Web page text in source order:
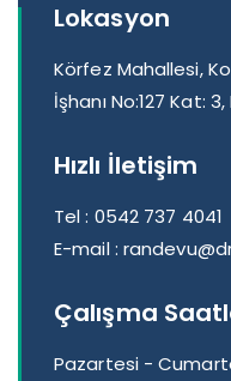
Lokasyon
Körfez Mahallesi,
İşhanı No:127 Kat:
Hızlı İletişim
Tel : 0542 737 4041
E-mail :
Çalışma
Pazartesi -